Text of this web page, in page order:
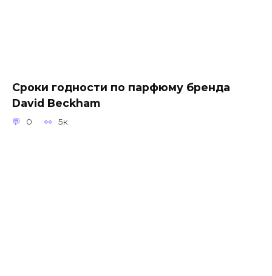
Сроки годности по парфюму бренда
David Beckham
0 5к.